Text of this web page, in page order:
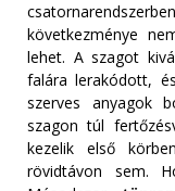
következménye
lehet. A szagot
falára lerakódott,
szerves anyagok
szagon túl
kezelik első
rövidtávon sem.